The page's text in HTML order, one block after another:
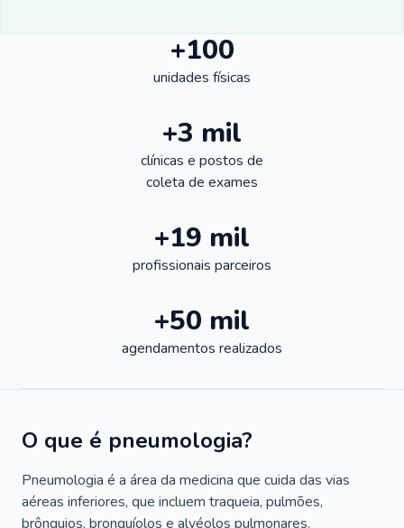
+100
unidades físicas
+3 mil
clínicas e postos de
coleta de exames
+19 mil
profissionais parceiros
+50 mil
agendamentos realizados
O que é pneumologia?
Pneumologia é a área da medicina que cuida das vias
aéreas inferiores, que incluem traqueia, pulmões,
brônquios, bronquíolos e alvéolos pulmonares.